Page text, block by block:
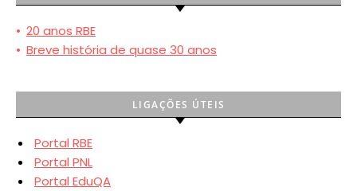
• 20 anos RBE
• Breve história de quase 30 anos
LIGAÇÕES ÚTEIS
Portal RBE
Portal PNL
Portal EduQA